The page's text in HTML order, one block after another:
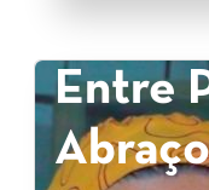
Entre